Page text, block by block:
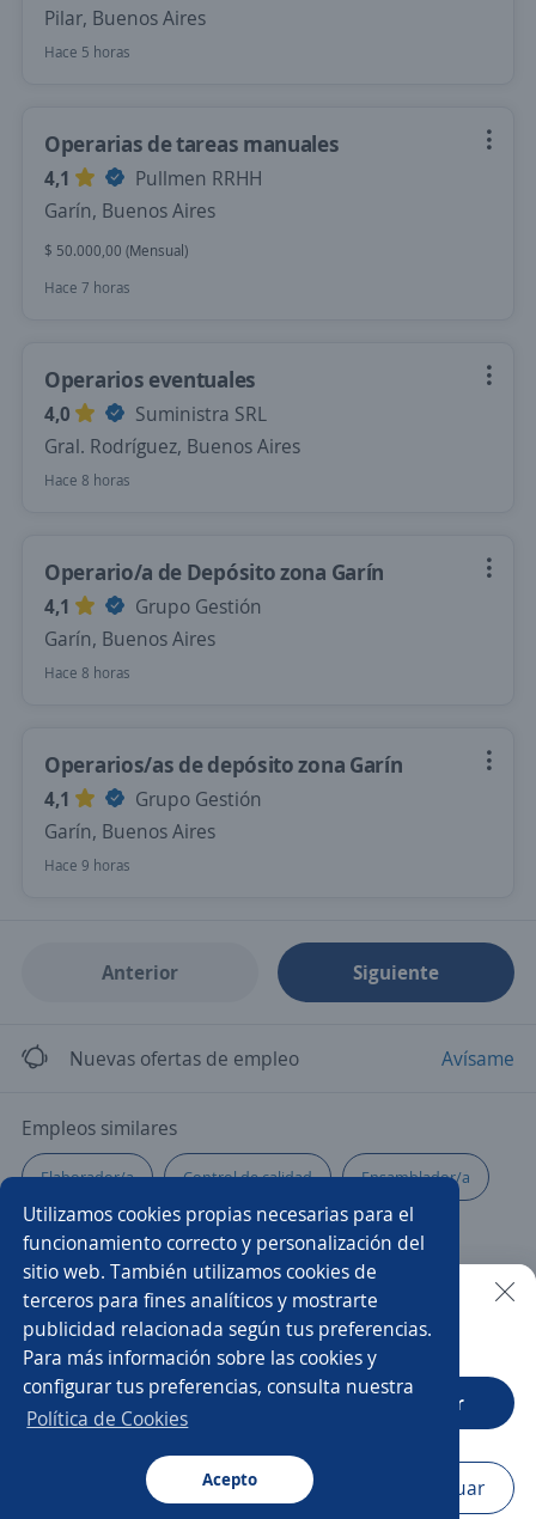
Utilizamos cookies propias necesarias para el
funcionamiento correcto y personalización del
sitio web. También utilizamos cookies de
terceros para fines analíticos y mostrarte
publicidad relacionada según tus preferencias.
Para más información sobre las cookies y
configurar tus preferencias, consulta nuestra
Política de Cookies
Acepto
Pilar, Buenos Aires
Hace 5 horas
Operarias de tareas manuales
4,1
Pullmen RRHH
Garín, Buenos Aires
$ 50.000,00 (Mensual)
Hace 7 horas
Operarios eventuales
4,0
Suministra SRL
Gral. Rodríguez, Buenos Aires
Hace 8 horas
Operario/a de Depósito zona Garín
4,1
Grupo Gestión
Garín, Buenos Aires
Hace 8 horas
Operarios/as de depósito zona Garín
4,1
Grupo Gestión
Garín, Buenos Aires
Hace 9 horas
Anterior Siguiente
Nuevas ofertas de empleo Avísame
Empleos similares
Elaborador/a Control de calidad Ensamblador/a
Electricista Almacenista Analista de nomina
Operarios de producción Analista de control de gestión
Supervisor/a de operaciones Metalúrgica
Supervisor/a de producción
Oficial albañil Operario/a de planta
Buscar es más fácil en la app
CT App Abrir
Navegador Continuar